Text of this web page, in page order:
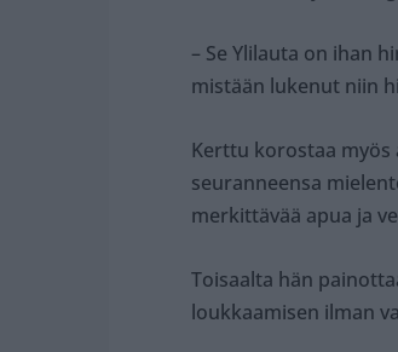
– Se Ylilauta on ihan
mistään lukenut niin
Kerttu korostaa myös
seuranneensa
merkittävää apua ja
Toisaalta hän
loukkaamisen ilman